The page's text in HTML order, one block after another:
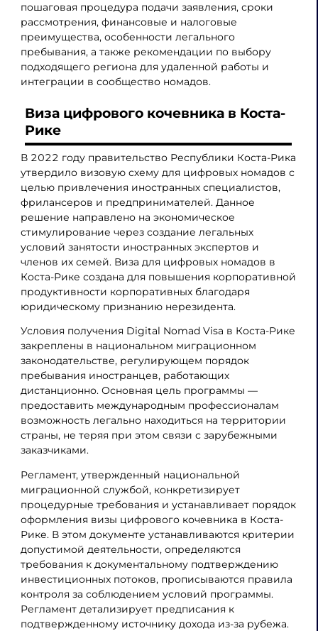
пошаговая процедура подачи заявления, сроки
рассмотрения, финансовые и налоговые
преимущества, особенности легального
пребывания, а также рекомендации по выбору
подходящего региона для удаленной работы и
интеграции в сообщество номадов.
Виза цифрового кочевника в Коста-
Рике
В 2022 году правительство Республики Коста-Рика
утвердило визовую схему для цифровых номадов с
целью привлечения иностранных специалистов,
фрилансеров и предпринимателей. Данное
решение направлено на экономическое
стимулирование через создание легальных
условий занятости иностранных экспертов и
членов их семей. Виза для цифровых номадов в
Коста-Рике создана для повышения корпоративной
продуктивности корпоративных благодаря
юридическому признанию нерезидента.
Условия получения Digital Nomad Visa в Коста-Рике
закреплены в национальном миграционном
законодательстве, регулирующем порядок
пребывания иностранцев, работающих
дистанционно. Основная цель программы —
предоставить международным профессионалам
возможность легально находиться на территории
страны, не теряя при этом связи с зарубежными
заказчиками.
Регламент, утвержденный национальной
миграционной службой, конкретизирует
процедурные требования и устанавливает порядок
оформления визы цифрового кочевника в Коста-
Рике. В этом документе устанавливаются критерии
допустимой деятельности, определяются
требования к документальному подтверждению
инвестиционных потоков, прописываются правила
контроля за соблюдением условий программы.
Регламент детализирует предписания к
подтвержденному источнику дохода из-за рубежа.